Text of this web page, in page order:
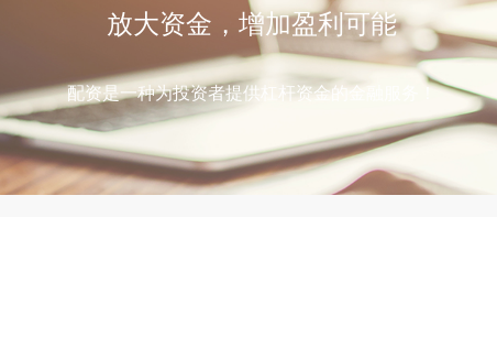
放大资金，增加盈利可能
配资是一种为投资者提供杠杆资金的金融服务！